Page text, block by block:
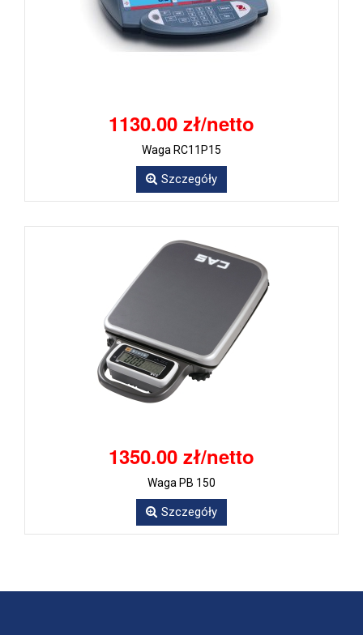
1130.00 zł/netto
Waga RC11P15
Szczegóły
1350.00 zł/netto
Waga PB 150
Szczegóły